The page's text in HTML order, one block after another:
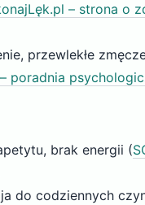
– strona o
przewlekłe
poradnia
brak energii (
do codziennych